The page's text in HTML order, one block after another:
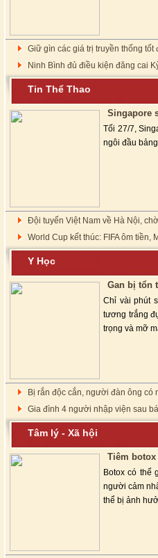
Giữ gìn các giá trị truyền thống tốt
Ninh Bình đủ điều kiện đăng cai
Tin Thể Thao
Singapore
Tối 27/7,
ngôi đầu
Đội tuyển Việt Nam về Hà Nội,
World Cup kết thúc: FIFA ôm tiền,
Y Học
Gan bị tổn
Chỉ vài phút
tương trắng
trọng và mỡ
Bị rắn độc cắn, người đàn ông có
Gia đình 4 người nhập viện sau
Tâm lý - Xã hội
Tiêm
Botox có thể
người cảm
thể bị ảnh